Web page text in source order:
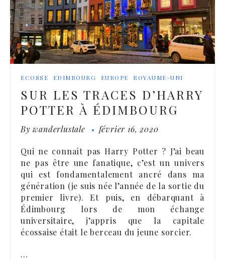
ECOSSE EDIMBOURG EUROPE ROYAUME-UNI
SUR LES TRACES D’HARRY
POTTER À ÉDIMBOURG
Bywanderlustale février 16, 2020
Qui ne connaît pas Harry Potter ? J’ai beau
ne pas être une fanatique, c’est un univers
qui est fondamentalement ancré dans ma
génération (je suis née l’année de la sortie du
premier livre). Et puis, en débarquant à
Édimbourg lors de mon échange
universitaire, j’appris que la capitale
écossaise était le berceau du jeune sorcier.
…